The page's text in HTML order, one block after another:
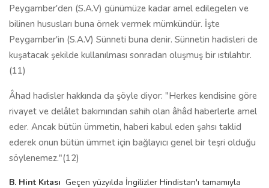
Peygamber'den (S.A.V) günümüze kadar amel edilegelen ve
bilinen hususları buna örnek vermek mümkündür. İşte
Peygamber'in (S.A.V) Sünneti buna denir. Sünnetin hadisleri de
kuşatacak şekilde kullanılması sonradan oluşmuş bir ıstılahtır.
(11)
Âhad hadisler hakkında da şöyle diyor: "Herkes kendisine göre
rivayet ve delâlet bakımından sahih olan âhâd haberlerle amel
eder. Ancak bütün ümmetin, haberi kabul eden şahsı taklid
ederek onun bütün ümmet için bağlayıcı genel bir teşri olduğu
söylenemez."(12)
B. Hint Kıtası Geçen yüzyılda İngilizler Hindistan'ı tamamıyla